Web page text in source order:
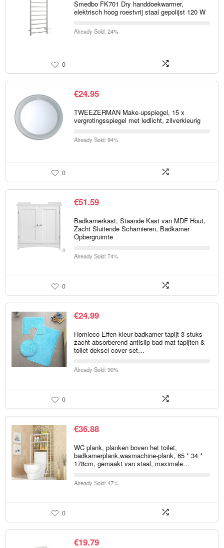
Smedbo FK701 Dry handdoekwarmer,
elektrisch hoog roestvrij staal gepolijst 120 W
Already Sold: 24%
0
€24.95
TWEEZERMAN Make-upspiegel, 15 x
vergrotingsspiegel met ledlicht, zilverkleurig
Already Sold: 94%
0
€51.59
Badkamerkast, Staande Kast van MDF Hout,
Zacht Sluitende Scharnieren, Badkamer
Opbergruimte
Already Sold: 74%
0
€24.99
Homieco Effen kleur badkamer tapijt 3 stuks
zacht absorberend antislip bad mat tapijten &
toilet deksel cover set…
Already Sold: 90%
0
€36.88
WC plank, planken boven het toilet,
badkamerplank,wasmachine-plank, 65 * 34 *
178cm, gemaakt van staal, maximale…
Already Sold: 47%
0
€19.79